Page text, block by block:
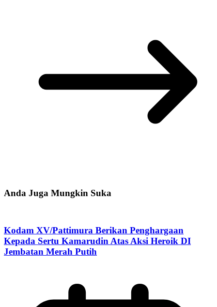
Anda Juga Mungkin Suka
Kodam XV/Pattimura Berikan Penghargaan
Kepada Sertu Kamarudin Atas Aksi Heroik DI
Jembatan Merah Putih